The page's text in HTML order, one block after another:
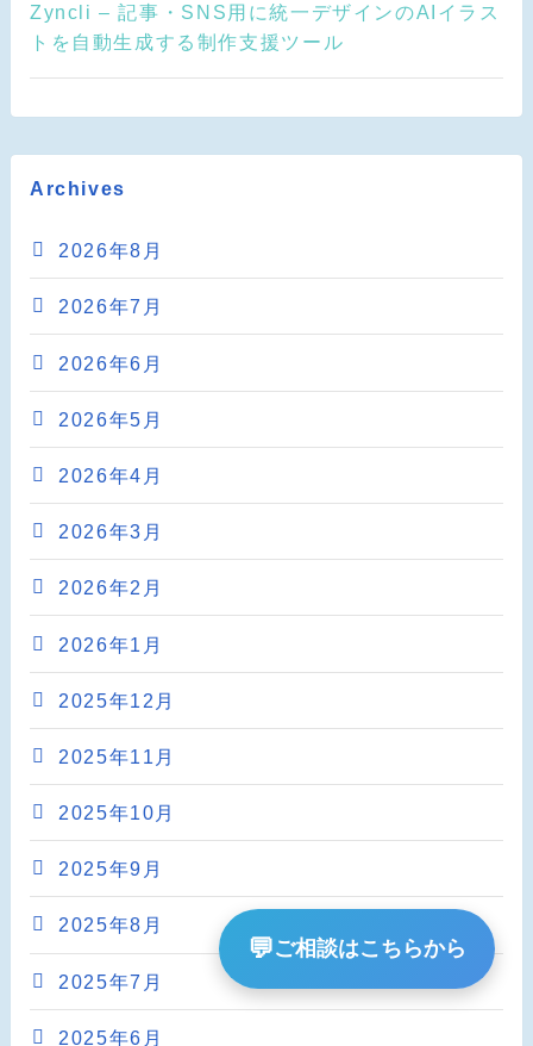
Zyncli – 記事・SNS用に統一デザインのAIイラス
トを自動生成する制作支援ツール
Archives
2026年8月
2026年7月
2026年6月
2026年5月
2026年4月
2026年3月
2026年2月
2026年1月
2025年12月
2025年11月
2025年10月
2025年9月
2025年8月
2025年7月
2025年6月
💬ご相談はこちらから